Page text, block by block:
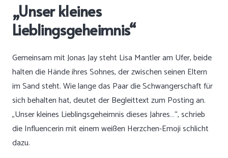
„Unser kleines
Lieblingsgeheimnis“
Gemeinsam mit Jonas Jay steht Lisa Mantler am Ufer, beide
halten die Hände ihres Sohnes, der zwischen seinen Eltern
im Sand steht. Wie lange das Paar die Schwangerschaft für
sich behalten hat, deutet der Begleittext zum Posting an.
„Unser kleines Lieblingsgeheimnis dieses Jahres…“, schrieb
die Influencerin mit einem weißen Herzchen-Emoji schlicht
dazu.